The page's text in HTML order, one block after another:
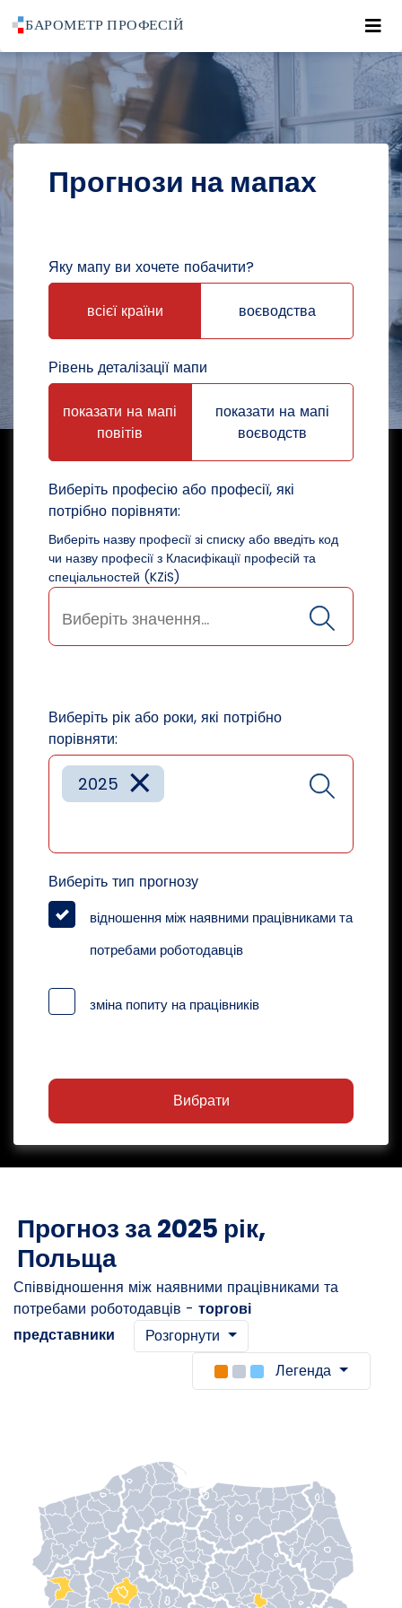
POWRÓT DO STRONY GŁÓWNEJ
ПРОГНОЗИ ПРОГНОЗИ НА МАПАХ
Прогнози на мапах
Яку мапу ви хочете побачити?
всієї країни воєводства
Рівень деталізації мапи
показати на мапі
повітів
показати на мапі
воєводств
Виберіть професію або професії, які
потрібно порівняти:
Виберіть назву професії зі списку або введіть код
чи назву професії з Класифікації професій та
спеціальностей (KZiS)
Виберіть рік або роки, які потрібно
порівняти:
×
2025
Виберіть тип прогнозу
відношення між наявними працівниками та
потребами роботодавців
зміна попиту на працівників
Вибрати
Прогноз за 2025 рік,
Польща
Співвідношення між наявними працівниками та
потребами роботодавців - торгові
представники
Розгорнути
Легенда